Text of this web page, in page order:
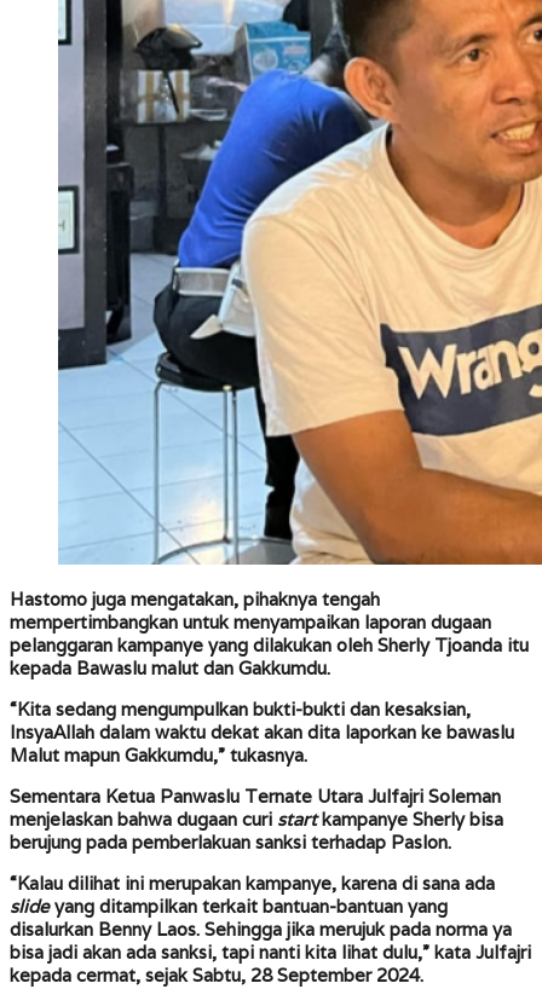
Hastomo juga mengatakan, pihaknya tengah
mempertimbangkan untuk menyampaikan laporan dugaan
pelanggaran kampanye yang dilakukan oleh Sherly Tjoanda itu
kepada Bawaslu malut dan Gakkumdu.
“Kita sedang mengumpulkan bukti-bukti dan kesaksian,
InsyaAllah dalam waktu dekat akan dita laporkan ke bawaslu
Malut mapun Gakkumdu,” tukasnya.
Sementara Ketua Panwaslu Ternate Utara Julfajri Soleman
menjelaskan bahwa dugaan curi startkampanye Sherly bisa
berujung pada pemberlakuan sanksi terhadap Paslon.
“Kalau dilihat ini merupakan kampanye, karena di sana ada
slideyang ditampilkan terkait bantuan-bantuan yang
disalurkan Benny Laos. Sehingga jika merujuk pada norma ya
bisa jadi akan ada sanksi, tapi nanti kita lihat dulu,” kata Julfajri
kepada cermat, sejak Sabtu, 28 September 2024.